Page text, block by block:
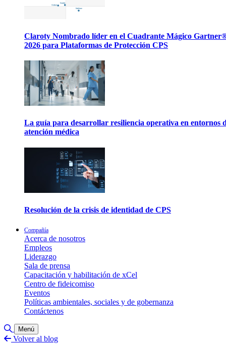
Claroty Nombrado líder en el Cuadrante Mágico
2026 para Plataformas de Protección CPS
La guía para desarrollar resiliencia operativa en entornos
atención médica
Resolución de la crisis de identidad de CPS
Compañía
Acerca de nosotros
Empleos
Liderazgo
Sala de prensa
Capacitación y habilitación de xCel
Centro de fideicomiso
Eventos
Políticas ambientales, sociales y de gobernanza
Contáctenos
Alternar búsqueda
Menú
Volver al blog